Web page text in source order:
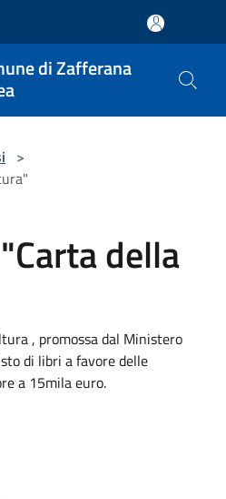
di Zafferana
>
della
, promossa dal Ministero
di libri a favore delle
a 15mila euro.